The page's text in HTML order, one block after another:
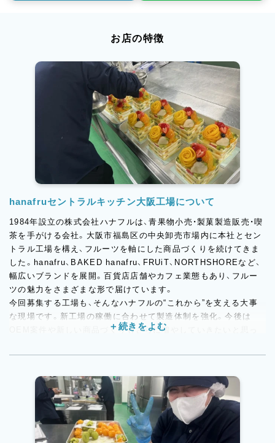
お店の特徴
hanafruセントラルキッチン大阪工場について
1984年設立の株式会社ハナフルは、青果物小売・製菓製造販売・喫
茶を手がける会社。大阪市福島区の中央卸売市場内に本社とセン
トラル工場を構え、フルーツを軸にした商品づくりを続けてきま
した。hanafru、BAKED hanafru、FRUiT、NORTHSHOREなど、
幅広いブランドを展開。百貨店店舗やカフェ業態もあり、フルー
ツの魅力をさまざまな形で届けています。
今回募集する工場も、そんなハナフルの“これから”を支える大事
な現場です。新工場の稼働に合わせて製造体制を強化。今後は
OEM案件や新しい商品づくりもさらに増やしていきたいと思っ
菓子や冷凍対応商品などにも仕事の幅が広がっていくため、決ま
はぴったりの環境です。